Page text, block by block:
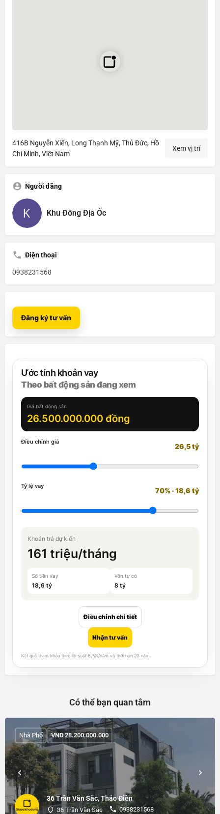
416B Nguyễn Xiển, Long Thạnh Mỹ, Thủ Đức, Hồ
Chí Minh, Việt Nam
Xem vị trí
Người đăng
Khu Đông Địa Ốc
Điện thoại
0938231568
Đăng ký tư vấn
Ước tính khoản vay
Theo bất động sản đang xem
Giá bất động sản
26.500.000.000 đồng
Điều chỉnh giá
26,5 tỷ
Tỷ lệ vay
70% · 18,6 tỷ
Khoản trả dự kiến
161 triệu/tháng
Số tiền vay
18,6 tỷ
Vốn tự có
8 tỷ
Điều chỉnh chi tiết
Nhận tư vấn
Kết quả tham khảo theo lãi suất 8,5%/năm và thời hạn 20 năm.
Có thể bạn quan tâm
36 Trần Văn Sắc, Thảo Điền
36 Trần Văn Sắc 0938231568
Nhà Phố VND28.200.000.000